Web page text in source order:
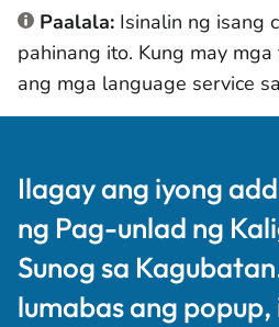
Paalala: Isinalin ng isang
pahinang ito. Kung may
ang mga language service sa
Ilagay ang iyong
ng Pag-unlad ng
Sunog sa
lumabas ang